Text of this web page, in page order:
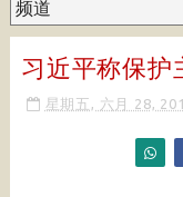
习近平称保护
星期五, 六月 28,